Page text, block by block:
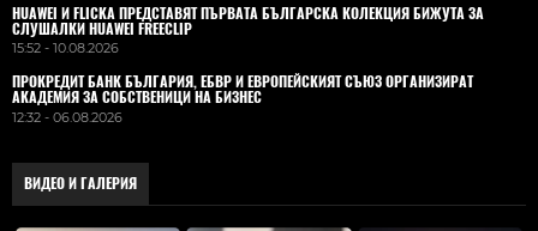
HUAWEI И FLICKA ПРЕДСТАВЯТ ПЪРВАТА БЪЛГАРСКА КОЛЕКЦИЯ БИЖУТА ЗА
СЛУШАЛКИ HUAWEI FREECLIP
15:52 - 10.08.2026
ПРОКРЕДИТ БАНК БЪЛГАРИЯ, ЕБВР И ЕВРОПЕЙСКИЯТ СЪЮЗ ОРГАНИЗИРАТ
АКАДЕМИЯ ЗА СОБСТВЕНИЦИ НА БИЗНЕС
12:32 - 06.08.2026
ВИДЕО И ГАЛЕРИЯ